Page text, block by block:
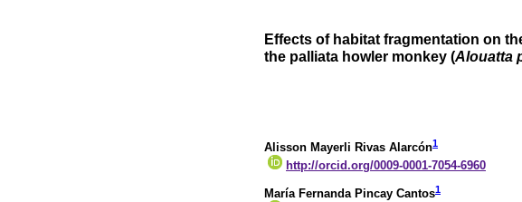
Effects of habitat fragmentation on
the palliata howler monkey (Alouatta
Alisson Mayerli Rivas Alarcón1
http://orcid.org/0009-0001-7054-6960
María Fernanda Pincay Cantos1